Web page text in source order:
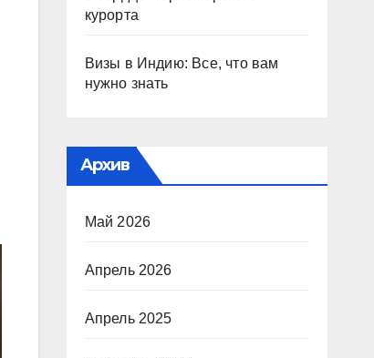
курорта
Визы в Индию: Все, что вам
нужно знать
Архив
Май 2026
Апрель 2026
Апрель 2025